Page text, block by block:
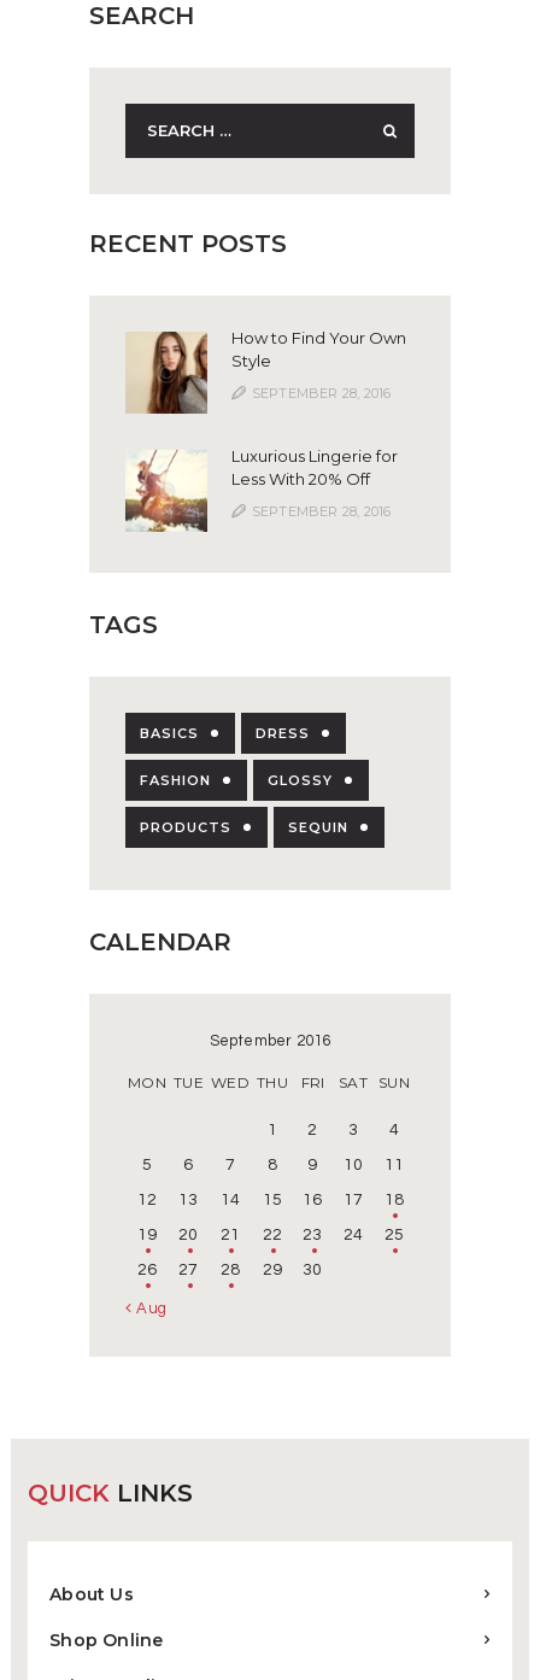
SEARCH
RECENT POSTS
How to Find Your Own
Style
SEPTEMBER 28, 2016
Luxurious Lingerie for
Less With 20% Off
SEPTEMBER 28, 2016
TAGS
BASICS DRESS
FASHION GLOSSY
PRODUCTS SEQUIN
CALENDAR
September 2016
MON TUE WED THU FRI SAT SUN
1 2 3 4
5 6 7 8 9 10 11
12 13 14 15 16 17 18
19 20 21 22 23 24 25
26 27 28 29 30
« Aug
QUICK LINKS
About Us
Shop Online